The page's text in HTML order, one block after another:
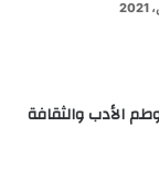
الأدب والثقافة